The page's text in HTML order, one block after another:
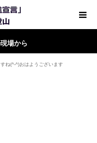
場から
ね(^-^)おはようございます